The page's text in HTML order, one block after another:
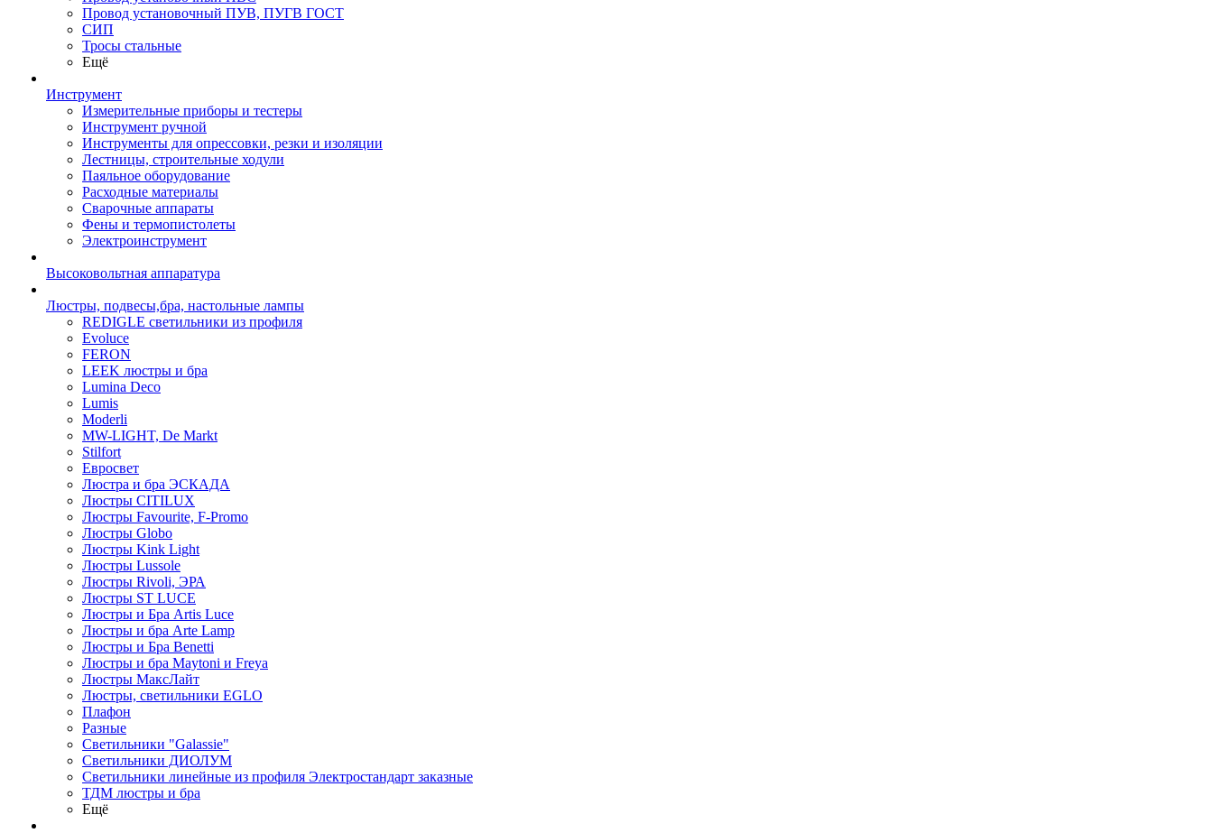
Провод установочный ПУВ, ПУГВ ГОСТ
СИП
Тросы стальные
Ещё
Инструмент
Измерительные приборы и тестеры
Инструмент ручной
Инструменты для опрессовки, резки и изоляции
Лестницы, строительные ходули
Паяльное оборудование
Расходные материалы
Сварочные аппараты
Фены и термопистолеты
Электроинструмент
Высоковольтная аппаратура
Люстры, подвесы,бра, настольные лампы
REDIGLE светильники из профиля
Evoluce
FERON
LEEK люстры и бра
Lumina Deco
Lumis
Moderli
MW-LIGHT, De Markt
Stilfort
Евросвет
Люстра и бра ЭСКАДА
Люстры CITILUX
Люстры Favourite, F-Promo
Люстры Globo
Люстры Kink Light
Люстры Lussole
Люстры Rivoli, ЭРА
Люстры ST LUCE
Люстры и Бра Artis Luce
Люстры и бра Arte Lamp
Люстры и Бра Benetti
Люстры и бра Maytoni и Freya
Люстры МаксЛайт
Люстры, светильники EGLO
Плафон
Разные
Светильники "Galassie"
Светильники ДИОЛУМ
Светильники линейные из профиля Электростандарт заказные
ТДМ люстры и бра
Ещё